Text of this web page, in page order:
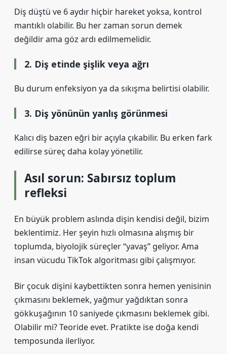
Diş düştü ve 6 aydır hiçbir hareket yoksa, kontrol
mantıklı olabilir. Bu her zaman sorun demek
değildir ama göz ardı edilmemelidir.
2. Diş etinde şişlik veya ağrı
Bu durum enfeksiyon ya da sıkışma belirtisi olabilir.
3. Diş yönünün yanlış görünmesi
Kalıcı diş bazen eğri bir açıyla çıkabilir. Bu erken fark
edilirse süreç daha kolay yönetilir.
Asıl sorun: Sabırsız toplum
refleksi
En büyük problem aslında dişin kendisi değil, bizim
beklentimiz. Her şeyin hızlı olmasına alışmış bir
toplumda, biyolojik süreçler “yavaş” geliyor. Ama
insan vücudu TikTok algoritması gibi çalışmıyor.
Bir çocuk dişini kaybettikten sonra hemen yenisinin
çıkmasını beklemek, yağmur yağdıktan sonra
gökkuşağının 10 saniyede çıkmasını beklemek gibi.
Olabilir mi? Teoride evet. Pratikte ise doğa kendi
temposunda ilerliyor.